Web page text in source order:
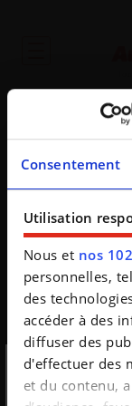
Consentement
Utilisation
Nous et nos
personnelles,
des
accéder à des
diffuser des
d'effectuer des
et du contenu,
Oups
De